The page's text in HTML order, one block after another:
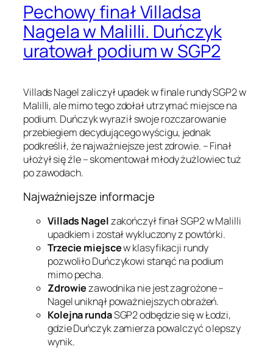
Pechowy finał Villadsa
Nagela w Malilli. Duńczyk
uratował podium w SGP2
Villads Nagel zaliczył upadek w finale rundy SGP2 w
Malilli, ale mimo tego zdołał utrzymać miejsce na
podium. Duńczyk wyraził swoje rozczarowanie
przebiegiem decydującego wyścigu, jednak
podkreślił, że najważniejsze jest zdrowie. – Finał
ułożył się źle – skomentował młody żużlowiec tuż
po zawodach.
Najważniejsze informacje
Villads Nagelzakończył finał SGP2 w Malilli
upadkiem i został wykluczony z powtórki.
Trzecie miejscew klasyfikacji rundy
pozwoliło Duńczykowi stanąć na podium
mimo pecha.
Zdrowiezawodnika nie jest zagrożone –
Nagel uniknął poważniejszych obrażeń.
Kolejna rundaSGP2 odbędzie się w Łodzi,
gdzie Duńczyk zamierza powalczyć o lepszy
wynik.